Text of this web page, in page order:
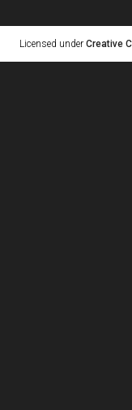
Licensed under Creative